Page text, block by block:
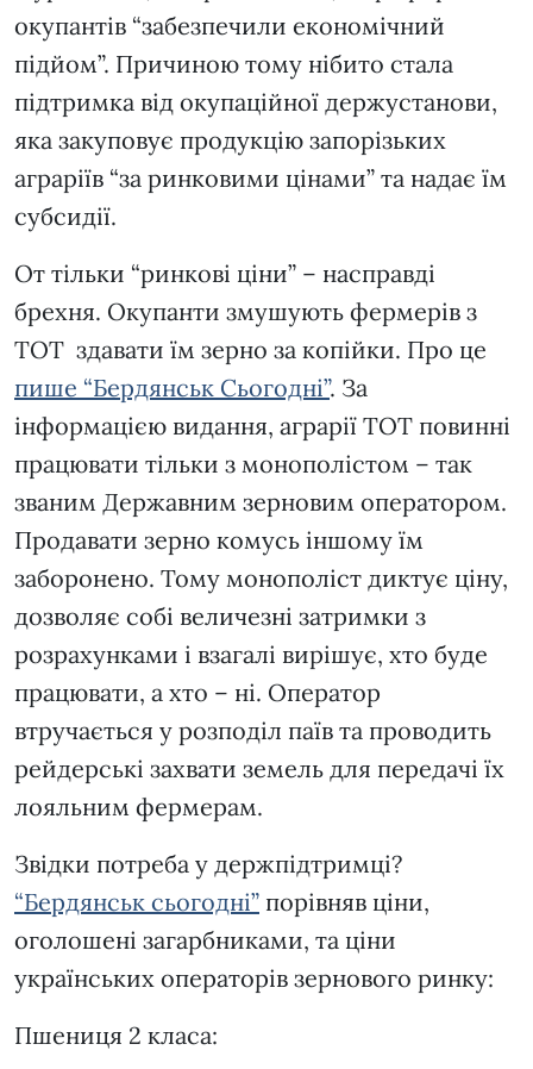
окупантів “забезпечили економічний
підйом”. Причиною тому нібито стала
підтримка від окупаційної держустанови,
яка закуповує продукцію запорізьких
аграріїв “за ринковими цінами” та надає їм
субсидії.
От тільки “ринкові ціни” – насправді
брехня. Окупанти змушують фермерів з
ТОТ здавати їм зерно за копійки. Про це
пише “Бердянськ Сьогодні”. За
інформацією видання, аграрії ТОТ повинні
працювати тільки з монополістом – так
званим Державним зерновим оператором.
Продавати зерно комусь іншому їм
заборонено. Тому монополіст диктує ціну,
дозволяє собі величезні затримки з
розрахунками і взагалі вирішує, хто буде
працювати, а хто – ні. Оператор
втручається у розподіл паїв та проводить
рейдерські захвати земель для передачі їх
лояльним фермерам.
Звідки потреба у держпідтримці?
“Бердянськ сьогодні” порівняв ціни,
оголошені загарбниками, та ціни
українських операторів зернового ринку:
Пшениця 2 класа: